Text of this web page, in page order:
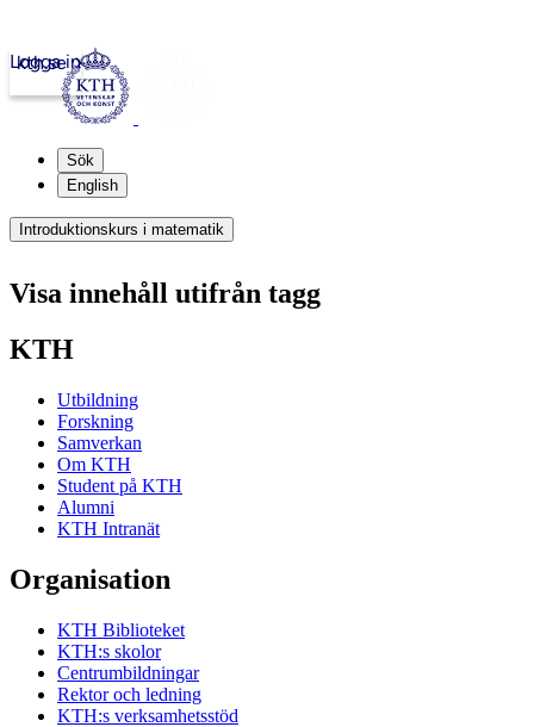
kth.se
Logga in
Sök
English
Introduktionskurs i matematik
Visa innehåll utifrån tagg
KTH
Utbildning
Forskning
Samverkan
Om KTH
Student på KTH
Alumni
KTH Intranät
Organisation
KTH Biblioteket
KTH:s skolor
Centrumbildningar
Rektor och ledning
KTH:s verksamhetsstöd